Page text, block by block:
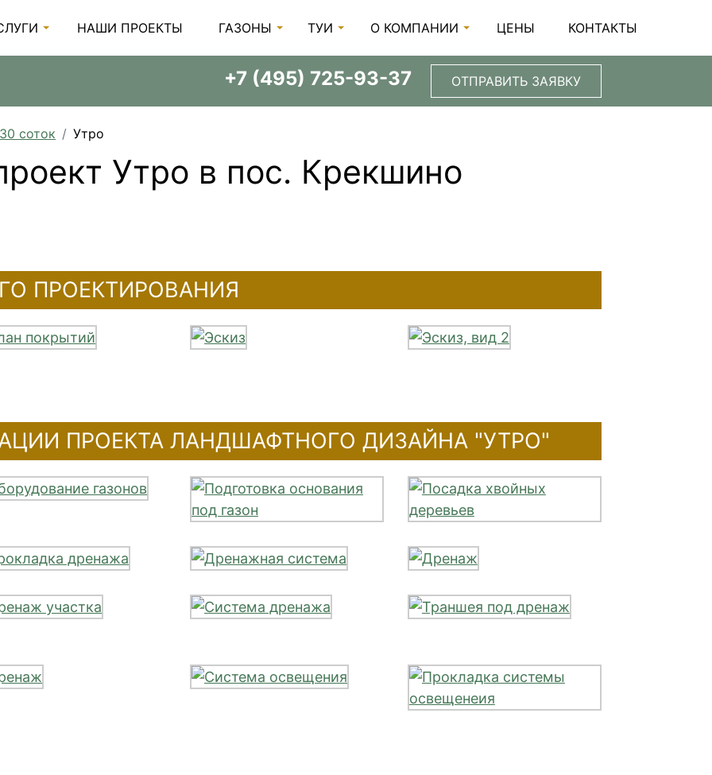
НАШИ ПРОЕКТЫ ГАЗОНЫ ТУИ О КОМПАНИИ ЦЕНЫ КОНТАКТЫ
+7 (495) 725-93-37 ОТПРАВИТЬ ЗАЯВКУ
соток Утро
Утро в пос. Крекшино
ПРОЕКТИРОВАНИЯ
ПРОЕКТА ЛАНДШАФТНОГО ДИЗАЙНА "УТРО"